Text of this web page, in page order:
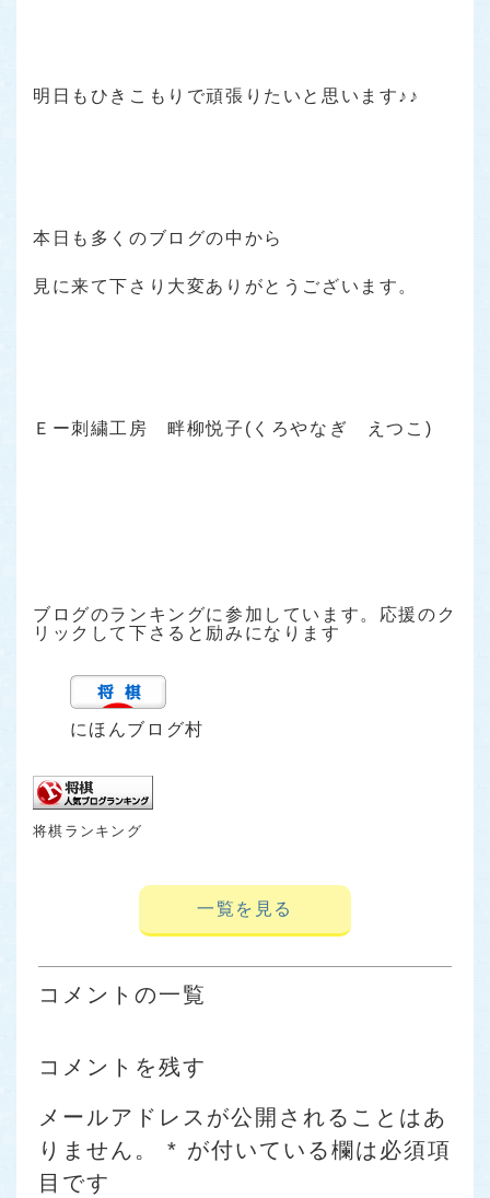
明日もひきこもりで頑張りたいと思います♪♪
本日も多くのブログの中から
見に来て下さり大変ありがとうございます。
Ｅー刺繍工房 畔柳悦子(くろやなぎ えつこ)
ブログのランキングに参加しています。応援のク
リックして下さると励みになります
にほんブログ村
将棋ランキング
一覧を見る
コメントの一覧
コメントを残す
メールアドレスが公開されることはあ
りません。
* が付いている欄は必須項
目です